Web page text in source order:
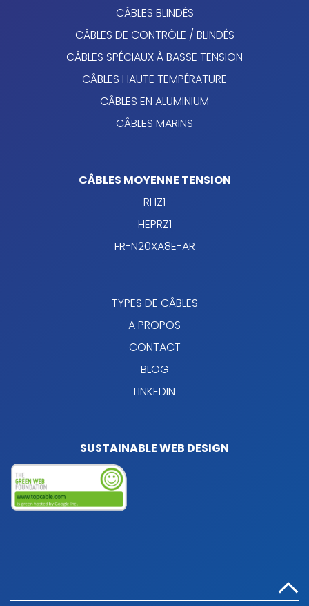
CÂBLES BLINDÉS
CÂBLES DE CONTRÔLE / BLINDÉS
CÂBLES SPÉCIAUX À BASSE TENSION
CÂBLES HAUTE TEMPÉRATURE
CÂBLES EN ALUMINIUM
CÂBLES MARINS
CÂBLES MOYENNE TENSION
RHZ1
HEPRZ1
FR-N20XA8E-AR
TYPES DE CÂBLES
A PROPOS
CONTACT
BLOG
LINKEDIN
SUSTAINABLE WEB DESIGN